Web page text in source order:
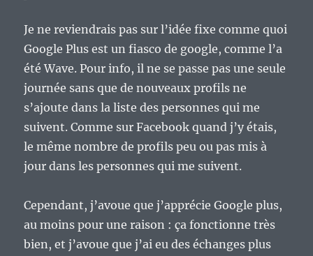
Je ne reviendrais pas sur l’idée fixe comme quoi
Google Plus est un fiasco de google, comme l’a
été Wave. Pour info, il ne se passe pas une seule
journée sans que de nouveaux profils ne
s’ajoute dans la liste des personnes qui me
suivent. Comme sur Facebook quand j’y étais,
le même nombre de profils peu ou pas mis à
jour dans les personnes qui me suivent.
Cependant, j’avoue que j’apprécie Google plus,
au moins pour une raison : ça fonctionne très
bien, et j’avoue que j’ai eu des échanges plus